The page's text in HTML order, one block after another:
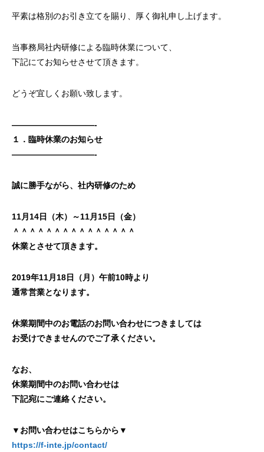
平素は格別のお引き立てを賜り、厚く御礼申し上げます。
当事務局社内研修による臨時休業について、
下記にてお知らせさせて頂きます。
どうぞ宜しくお願い致します。
——————————-
１．臨時休業のお知らせ
——————————-
誠に勝手ながら、社内研修のため
11月14日（木）～11月15日（金）
＾＾＾＾＾＾＾＾＾＾＾＾＾＾＾
休業とさせて頂きます。
2019年11月18日（月）午前10時より
通常営業となります。
休業期間中のお電話のお問い合わせにつきましては
お受けできませんのでご了承ください。
なお、
休業期間中のお問い合わせは
下記宛にご連絡ください。
▼お問い合わせはこちらから▼
https://f-inte.jp/contact/